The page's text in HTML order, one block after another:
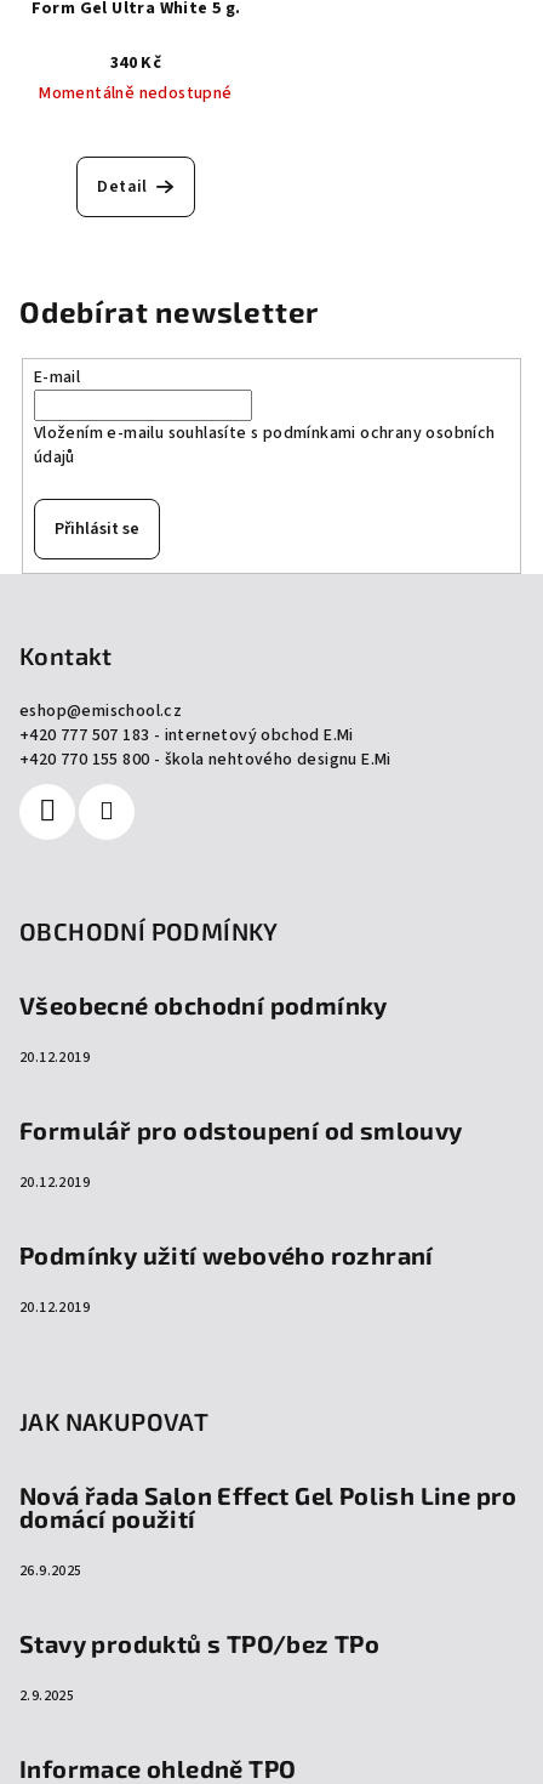
Form Gel Ultra White 5 g.
340 Kč
Momentálně nedostupné
Detail
Odebírat newsletter
E-mail
Vložením e-mailu souhlasíte s podmínkami ochrany osobních
údajů
Přihlásit se
Kontakt
eshop@emischool.cz
+420 777 507 183 - internetový obchod E.Mi
+420 770 155 800 - škola nehtového designu E.Mi
OBCHODNÍ PODMÍNKY
Všeobecné obchodní podmínky
20.12.2019
Formulář pro odstoupení od smlouvy
20.12.2019
Podmínky užití webového rozhraní
20.12.2019
JAK NAKUPOVAT
Nová řada Salon Effect Gel Polish Line pro
domácí použití
26.9.2025
Stavy produktů s TPO/bez TPo
2.9.2025
Informace ohledně TPO